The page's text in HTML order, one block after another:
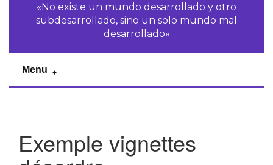
«No existe un mundo desarrollado y otro
subdesarrollado, sino un solo mundo mal
desarrollado»
Menu
Exemple vignettes